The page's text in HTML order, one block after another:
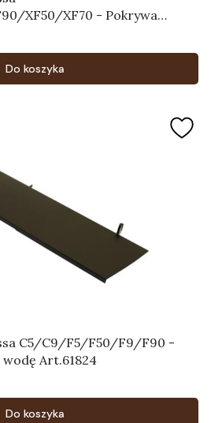
XF50/XF70 - Pokrywa
Art.61827
Do koszyka
C5/C9/F5/F50/F9/F90 -
Art.61824
Do koszyka